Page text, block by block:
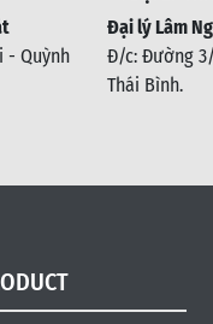
- Quỳnh
Đại lý Lâm
Đ/c: Đường 3/
Thái Bình.